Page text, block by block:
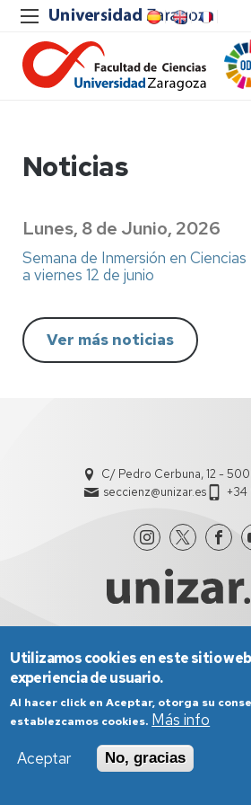
Noticias
Lunes, 8 de Junio, 2026
Semana de Inmersión en
a viernes 12 de junio
Ver más noticias
C/ Pedro Cerbuna, 12 -
seccienz@unizar.es
+34
Aviso Legal
Condiciones
Política de Privacidad
Utilizamos cookies en este sitio
experiencia de usuario.
Al hacer click en Aceptar, otorga su
establezcamos cookies. Más info
Aceptar
No, gracias